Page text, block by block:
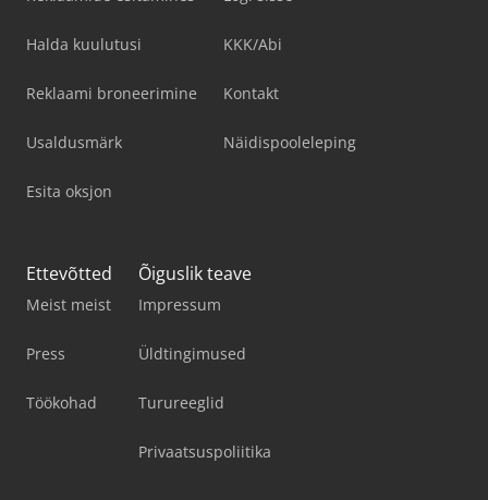
Halda kuulutusi
Reklaami broneerimine
Usaldusmärk
Esita oksjon
KKK/Abi
Kontakt
Näidispooleleping
Ettevõtted
Meist meist
Press
Töökohad
Õiguslik teave
Impressum
Üldtingimused
Turureeglid
Privaatsuspoliitika